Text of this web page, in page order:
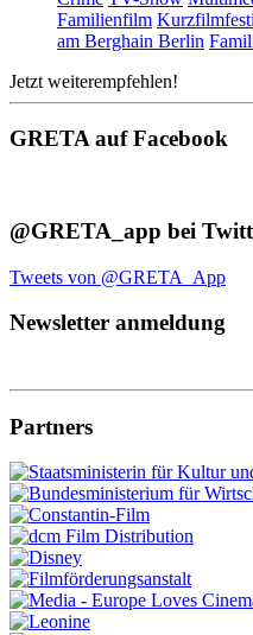
Familienfilm
am Berghain Berlin
Jetzt weiterempfehlen!
GRETA auf Facebook
@GRETA_app bei
Tweets von @GRETA_App
Newsletter anmeldung
Partners